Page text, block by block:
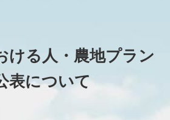
ける人・農地プラン
表について